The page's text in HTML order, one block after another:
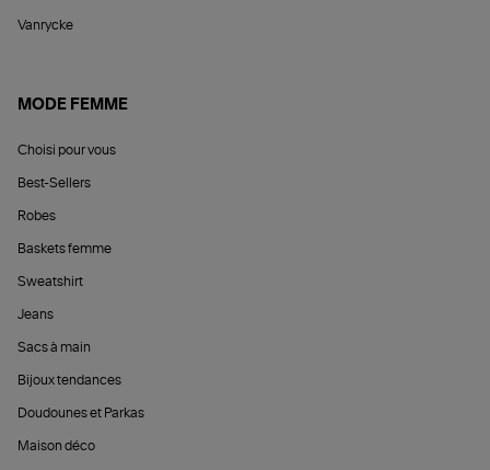
Vanrycke
MODE FEMME
Choisi pour vous
Best-Sellers
Robes
Baskets femme
Sweatshirt
Jeans
Sacs à main
Bijoux tendances
Doudounes et Parkas
Maison déco